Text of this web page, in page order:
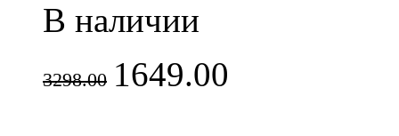
В наличии
3298.00 1649.00